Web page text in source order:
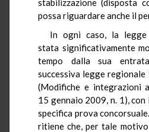
stabilizzazione (disposta
possa riguardare anche il
In ogni caso, la legge
stata significativamente
tempo dalla sua
successiva legge regionale
(Modifiche e integrazioni
15 gennaio 2009, n. 1), con
specifica prova
ritiene che, per tale